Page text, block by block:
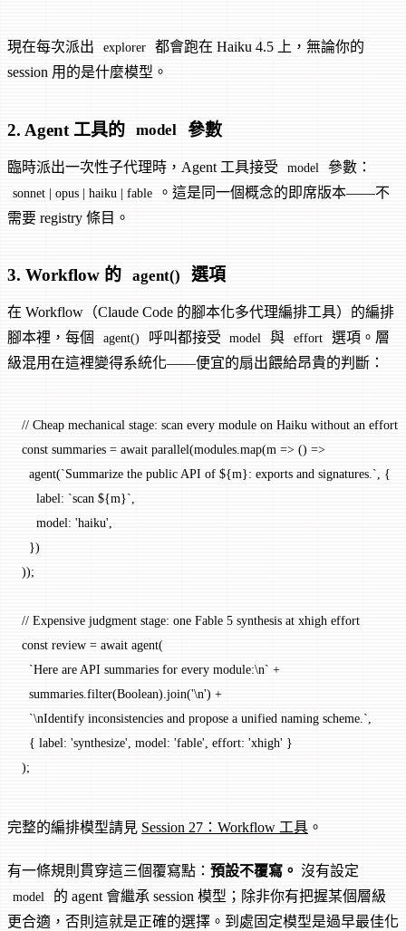
現在每次派出 explorer
都會跑在 Haiku 4.5 上，無論你的
session 用的是什麼模型。
2. Agent 工具的 model 參數
臨時派出一次性子代理時，Agent 工具接受 model 參數：
sonnet | opus | haiku | fable
。這是同一個概念的即席版本——不
需要 registry 條目。
3. Workflow 的 agent() 選項
在 Workflow（Claude Code 的腳本化多代理編排工具）的編排
腳本裡，每個
agent() 呼叫都接受 model 與 effort
選項。層
級混用在這裡變得系統化——便宜的扇出餵給昂貴的判斷：
// Cheap mechanical stage: scan every module on Haiku without an effort
const summaries = await parallel(modules.map(m => () =>
  agent
(`Summarize the public API of ${m}: exports and signatures.`, {
    label:
`scan ${m}`,
    model:
'haiku',
  })
));
// Expensive judgment stage: one Fable 5 synthesis at xhigh effort
const review = await agent(
  `Here are API summaries for every module:
\n` +
  summaries.
filter(Boolean).join('\n') +
  `
\nIdentify inconsistencies and propose a unified naming scheme.`,
  { label:
'synthesize', model: 'fable', effort: 'xhigh' }
);
完整的編排模型請見 Session 27：Workflow 工具 。
有一條規則貫穿這三個覆寫點： 預設不覆寫。 沒有設定
model
的 agent 會繼承 session 模型；除非你有把握某個層級
更合適，否則這就是正確的選擇。到處固定模型是過早最佳化